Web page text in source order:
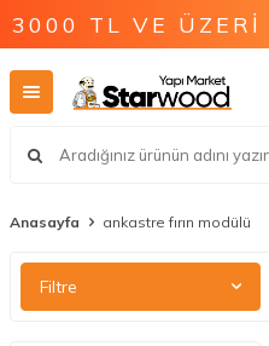
3000 TL VE ÜZERİ
Anasayfa ankastre fırın modülü
Filtre